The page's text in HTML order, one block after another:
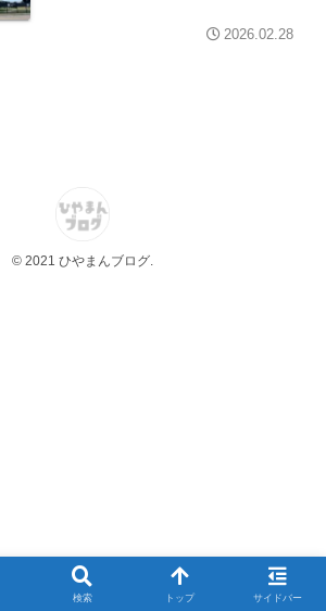
2026.02.28
© 2021 ひやまんブログ.
検索 トップ サイドバー